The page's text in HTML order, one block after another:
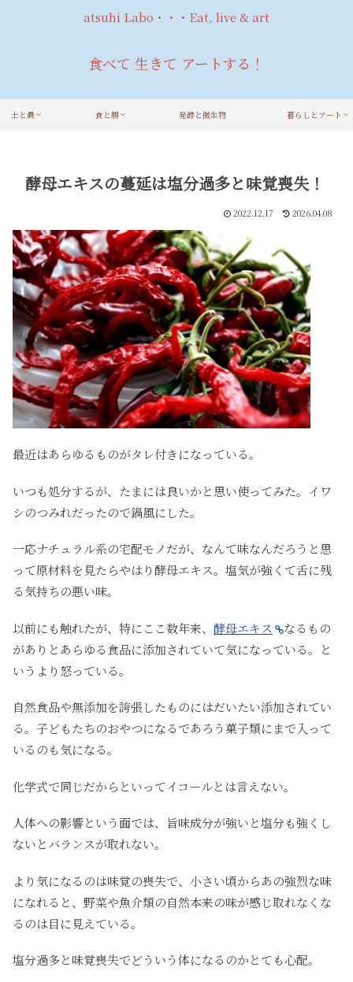
atsuhi Labo・・・Eat, live & art
食べて 生きて アートする！
土と農 食と腸 発酵と微生物 暮らしとアート
酵母エキスの蔓延は塩分過多と味覚喪失！
2022.12.17 2026.04.08
最近はあらゆるものがタレ付きになっている。
いつも処分するが、たまには良いかと思い使ってみた。イワ
シのつみれだったので鍋風にした。
一応ナチュラル系の宅配モノだが、なんて味なんだろうと思
って原材料を見たらやはり酵母エキス。塩気が強くて舌に残
る気持ちの悪い味。
以前にも触れたが、特にここ数年来、 酵母エキス
なるもの
がありとあらゆる食品に添加されていて気になっている。と
いうより怒っている。
自然食品や無添加を誇張したものにはだいたい添加されてい
る。子どもたちのおやつになるであろう菓子類にまで入って
いるのも気になる。
化学式で同じだからといってイコールとは言えない。
人体への影響という面では、旨味成分が強いと塩分も強くし
ないとバランスが取れない。
より気になるのは味覚の喪失で、小さい頃からあの強烈な味
になれると、野菜や魚介類の自然本来の味が感じ取れなくな
るのは目に見えている。
塩分過多と味覚喪失でどういう体になるのかとても心配。